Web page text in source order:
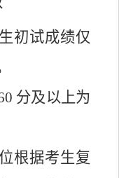
初试成绩仅
分及以上为
根据考生复